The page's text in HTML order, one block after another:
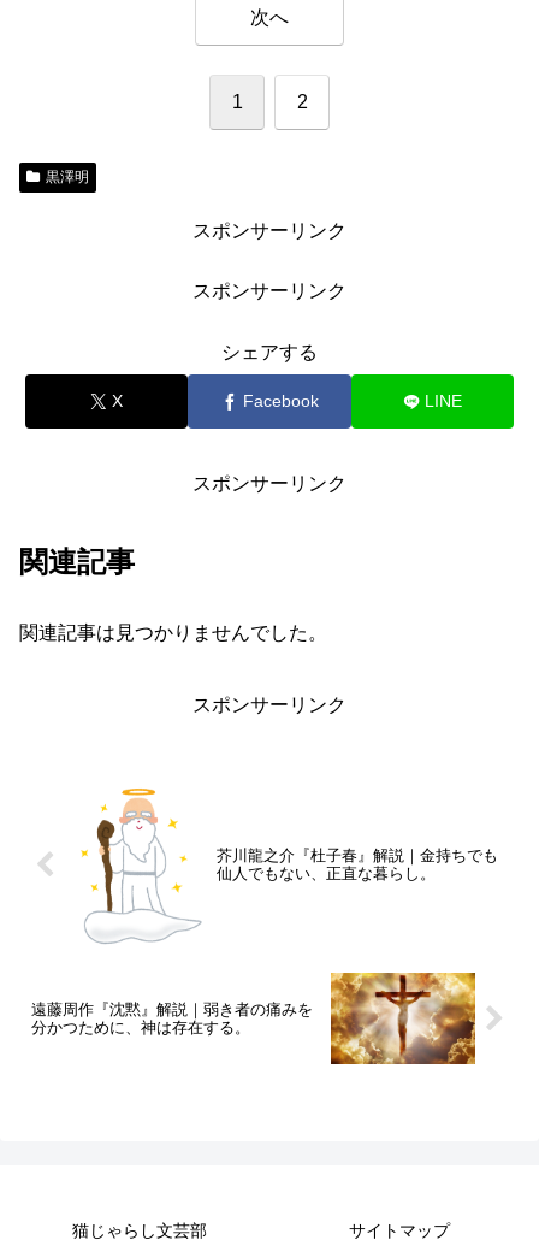
次へ
1 2
黒澤明
スポンサーリンク
スポンサーリンク
シェアする
X Facebook LINE
スポンサーリンク
関連記事
関連記事は見つかりませんでした。
スポンサーリンク
芥川龍之介『杜子春』解説｜金持ちでも
仙人でもない、正直な暮らし。
遠藤周作『沈黙』解説｜弱き者の痛みを
分かつために、神は存在する。
猫じゃらし文芸部 サイトマップ